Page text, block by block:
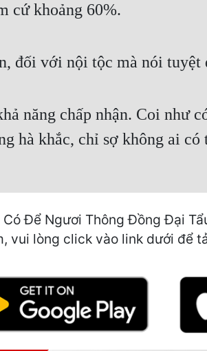
cứ khoảng 60%.
đối với nội tộc mà nói
năng chấp nhận. Coi như
hà khắc, chỉ sợ không ai có
Để Ngươi Thông Đồng Đại
vui lòng click vào link dưới để